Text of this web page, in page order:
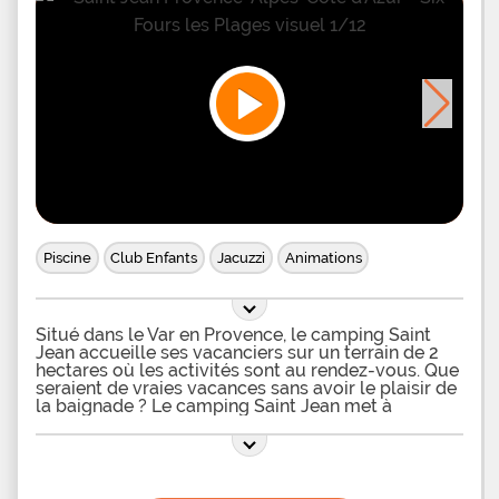
Piscine Club Enfants Jacuzzi Animations
Situé dans le Var en Provence, le camping Saint
Jean accueille ses vacanciers sur un terrain de 2
hectares où les activités sont au rendez-vous. Que
seraient de vraies vacances sans avoir le plaisir de
la baignade ? Le camping Saint Jean met à
en plein air qui leur permettra de passer un séjour
des plus agréables. Cette piscine est entourée de